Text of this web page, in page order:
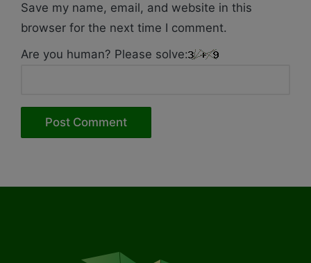
Save my name, email, and website in this
browser for the next time I comment.
Are you human? Please solve: